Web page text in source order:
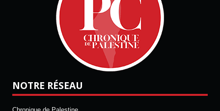
NOTRE RÉSEAU